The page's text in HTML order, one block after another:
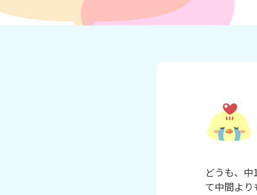
どうも、
て中間より